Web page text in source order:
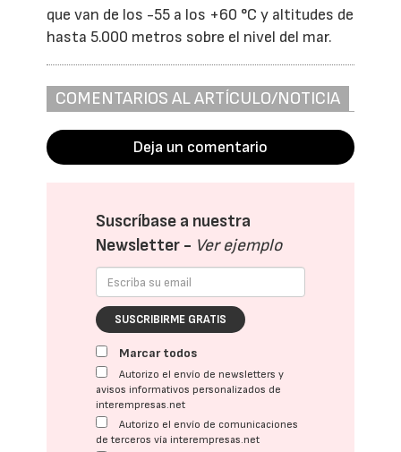
que van de los -55 a los +60 °C y altitudes de
hasta 5.000 metros sobre el nivel del mar.
COMENTARIOS AL ARTÍCULO/NOTICIA
Deja un comentario
Suscríbase a nuestra
Newsletter - Ver ejemplo
SUSCRIBIRME GRATIS
Marcar todos
Autorizo el envío de newsletters y
avisos informativos personalizados de
interempresas.net
Autorizo el envío de comunicaciones
de terceros vía interempresas.net